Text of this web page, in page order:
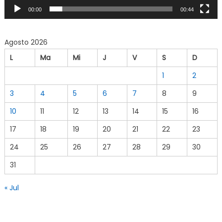
00:00 00:44
Agosto 2026
L
Ma Mi J V S
D
1
2
3
4 5 6 7 8
9
10
11 12 13 14 15
16
17
18 19 20 21 22
23
24
25 26 27 28 29
30
31
« Jul